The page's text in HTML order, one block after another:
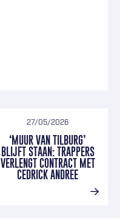
27/05/2026
‘MUUR VAN TILBURG’
BLIJFT STAAN: TRAPPERS
VERLENGT CONTRACT MET
CEDRICK ANDREE